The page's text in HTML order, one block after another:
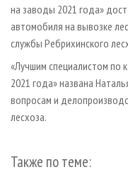
на заводы 2021 года»
автомобиля на вывозке
службы Ребрихинского
«Лучшим специалистом по
2021 года» названа
вопросам и
лесхоза.
Также по теме: